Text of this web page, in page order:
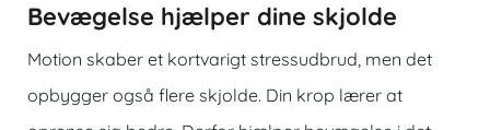
Bevægelse hjælper dine skjolde
Motion skaber et kortvarigt stressudbrud, men det
opbygger også flere skjolde. Din krop lærer at